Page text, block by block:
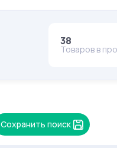
38
Товаров в
Сохранить поиск